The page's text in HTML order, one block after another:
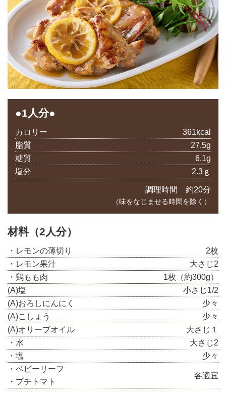
●1人分●
カロリー
361kcal
脂質
27.5g
糖質
6.1g
塩分
2.3ｇ
調理時間 約20分
（味をなじませる時間を除く）
材料（2人分）
・レモンの薄切り
2枚
・レモン果汁
大さじ2
・鶏もも肉
1枚（約300g）
(A)塩
小さじ1/2
(A)おろしにんにく
少々
(A)こしょう
少々
(A)オリーブオイル
大さじ１
・水
大さじ2
・塩
少々
・ベビーリーフ
・プチトマト
各適宜